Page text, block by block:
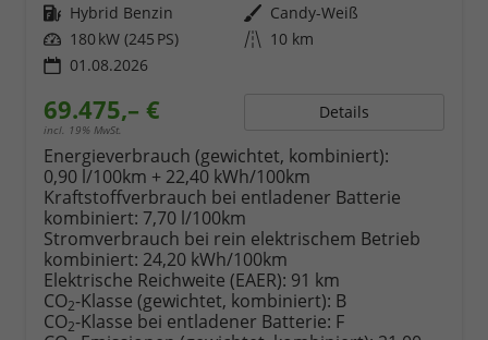
Kraftstoff Hybrid Benzin Außenfarbe Candy-Weiß
Leistung 180 kW (245 PS) Kilometerstand 10 km
01.08.2026
69.475,– €
incl. 19% MwSt.
Details
Energieverbrauch (gewichtet, kombiniert):
0,90 l/100km + 22,40 kWh/100km
Kraftstoffverbrauch bei entladener Batterie
kombiniert: 7,70 l/100km
Stromverbrauch bei rein elektrischem Betrieb
kombiniert: 24,20 kWh/100km
Elektrische Reichweite (EAER): 91 km
CO2-Klasse (gewichtet, kombiniert): B
CO2-Klasse bei entladener Batterie: F